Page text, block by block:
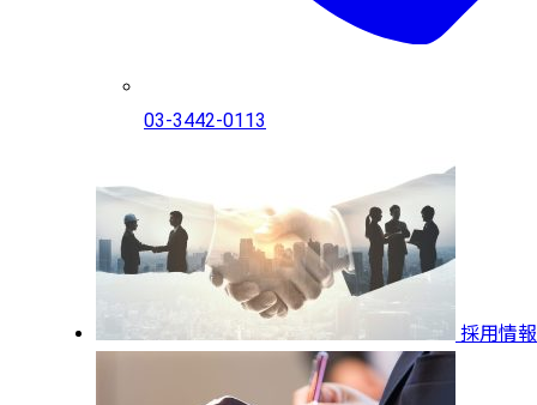
03-3442-0113
採用情報